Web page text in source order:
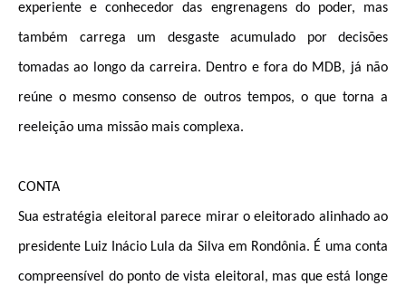
experiente e conhecedor das engrenagens do poder, mas
também carrega um desgaste acumulado por decisões
tomadas ao longo da carreira. Dentro e fora do MDB, já não
reúne o mesmo consenso de outros tempos, o que torna a
reeleição uma missão mais complexa.
CONTA
Sua estratégia eleitoral parece mirar o eleitorado alinhado ao
presidente Luiz Inácio Lula da Silva em Rondônia. É uma conta
compreensível do ponto de vista eleitoral, mas que está longe